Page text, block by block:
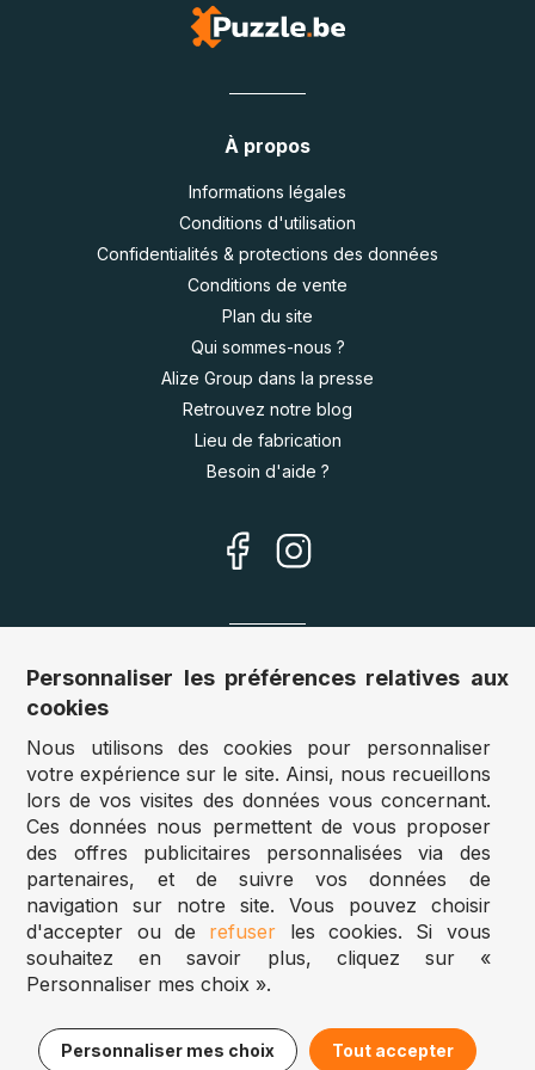
24,95€ Ajouter au panier
À propos
Informations légales
Conditions d'utilisation
Confidentialités & protections des données
Conditions de vente
Plan du site
Qui sommes-nous ?
Alize Group dans la presse
Retrouvez notre blog
Lieu de fabrication
Besoin d'aide ?
Nos sites
Autriche :www.puzzle.at
Belgique :www.puzzle.be
Royaume Uni :
www.jigsawpuzzle.co.uk
Accès revendeurs / détaillants
Vous avez un magasin ?
Vous souhaitez accéder à nos prix revendeurs ?
Puzzle.be 2025
Personnaliser les préférences relatives aux
cookies
Nous utilisons des cookies pour personnaliser
votre expérience sur le site. Ainsi, nous recueillons
lors de vos visites des données vous concernant.
Ces données nous permettent de vous proposer
des offres publicitaires personnalisées via des
partenaires, et de suivre vos données de
navigation sur notre site. Vous pouvez choisir
d'accepter ou de refuser les cookies. Si vous
souhaitez en savoir plus, cliquez sur «
Personnaliser mes choix ».
Personnaliser mes choix Tout accepter